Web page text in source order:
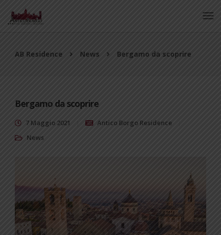
AB Residence News Bergamo da scoprire
Bergamo da scoprire
7 Maggio 2021
Antico Borgo Residence
News